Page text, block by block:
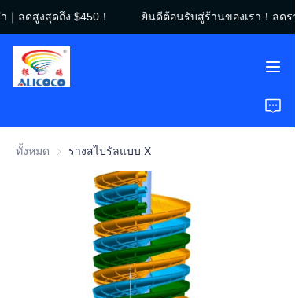
ลดสูงสุดถึง $450！
ยินดีต้อนรับสู่ร้านของเรา！ลด
ยินดีต้อนรับสู่ร้านของ
ทั้งหมด รางสไปรัลแบบ X
หน้าแรก
สินค้า
คำถามที่พบบ่อย